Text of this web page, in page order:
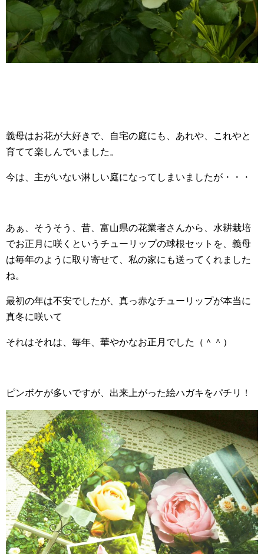
義母はお花が大好きで、自宅の庭にも、あれや、これやと
育てて楽しんでいました。
今は、主がいない淋しい庭になってしまいましたが・・・
あぁ、そうそう、昔、富山県の花業者さんから、水耕栽培
でお正月に咲くというチューリップの球根セットを、義母
は毎年のように取り寄せて、私の家にも送ってくれました
ね。
最初の年は不安でしたが、真っ赤なチューリップが本当に
真冬に咲いて
それはそれは、毎年、華やかなお正月でした（＾＾）
ピンボケが多いですが、出来上がった絵ハガキをパチリ！